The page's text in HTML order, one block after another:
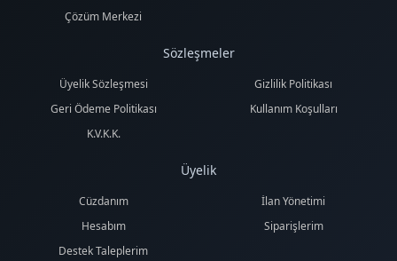
Çözüm Merkezi
Sözleşmeler
Üyelik Sözleşmesi
Gizlilik Politikası
Geri Ödeme Politikası
Kullanım Koşulları
K.V.K.K.
Üyelik
Cüzdanım
İlan Yönetimi
Hesabım
Siparişlerim
Destek Taleplerim